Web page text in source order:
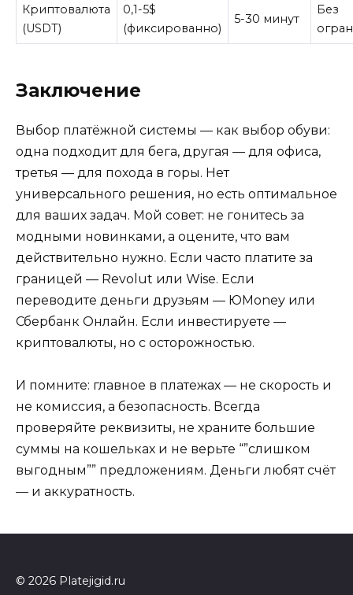
Криптовалюта
(USDT)
0,1-5$
(фиксированно)
5-30 минут
Без
Заключение
Выбор платёжной системы — как выбор обуви:
одна подходит для бега, другая — для офиса,
третья — для похода в горы. Нет
универсального решения, но есть оптимальное
для ваших задач. Мой совет: не гонитесь за
модными новинками, а оцените, что вам
действительно нужно. Если часто платите за
границей — Revolut или Wise. Если
переводите деньги друзьям — ЮMoney или
Сбербанк Онлайн. Если инвестируете —
криптовалюты, но с осторожностью.
И помните: главное в платежах — не скорость и
не комиссия, а безопасность. Всегда
проверяйте реквизиты, не храните большие
суммы на кошельках и не верьте “”слишком
выгодным”” предложениям. Деньги любят счёт
— и аккуратность.
© 2026 Platejigid.ru